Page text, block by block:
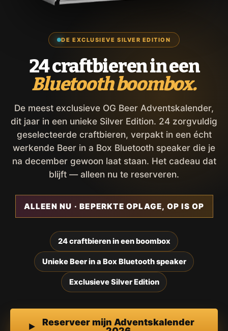
DE EXCLUSIEVE SILVER EDITION
24 craftbieren in een
Bluetooth boombox.
De meest exclusieve OG Beer Adventskalender,
dit jaar in een unieke Silver Edition. 24 zorgvuldig
geselecteerde craftbieren, verpakt in een écht
werkende Beer in a Box Bluetooth speaker die je
na december gewoon laat staan. Het cadeau dat
blijft — alleen nu te reserveren.
ALLEEN NU · BEPERKTE OPLAGE, OP IS OP
24 craftbieren in een boombox
Unieke Beer in a Box Bluetooth speaker
Exclusieve Silver Edition
Reserveer mijn Adventskalender